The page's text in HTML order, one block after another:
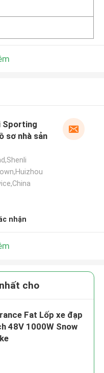
Sporting
sơ nhà sản
nhận
cho
Fat Lốp xe đạp
48V 1000W Snow